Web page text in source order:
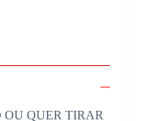
OU QUER TIRAR